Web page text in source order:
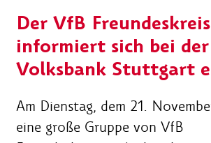
Der VfB
informiert sich bei der
Volksbank Stuttgart
Am Dienstag, dem 21.
eine große Gruppe von VfB